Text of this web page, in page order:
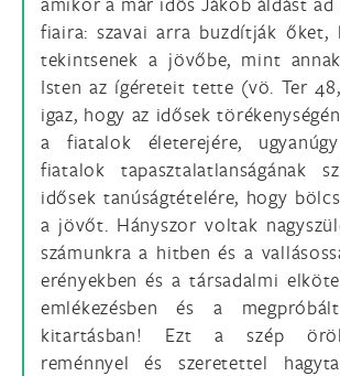
fiaira: szavai arra buzdítják őket,
tekintsenek a jövőbe, mint
Isten az ígéreteit tette (vö. Ter
igaz, hogy az idősek
a fiatalok életerejére,
fiatalok tapasztalatlanságának
idősek tanúságtételére, hogy
a jövőt. Hányszor voltak
számunkra a hitben és a
erényekben és a társadalmi
emlékezésben és a
kitartásban! Ezt a szép
reménnyel és szeretettel